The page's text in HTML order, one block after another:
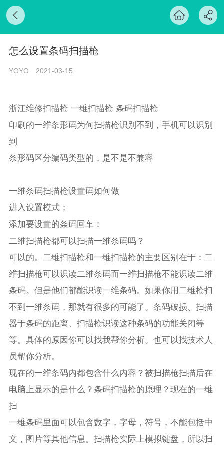
怎么设置条码扫描枪
YOYO 2021-03-15
浙江维修扫描枪 一维扫描枪 条码扫描枪
印刷的一维条形码为何扫描枪识别不到，手机可以识别
到
条形码区分编码类型的，是不是不兼容
一维条码扫描枪设置码如何做
进入设置模式；
添加要设置的条码回车：
二维扫描枪都可以扫描一维条码吗？
可以的。二维扫描枪和一维扫描枪的主要区别在于：二
维扫描枪可以识读二维条码而一维扫描枪不能识读二维
条码。但是他们都能识读一维条码。如果你用二维枪扫
不到一维条码，那就有很多的可能了。条码破损、扫描
器于条码的距离、扫描枪识读这种条码的功能关闭等
等。具体的原因你可以找我帮你分析。也可以找技术人
员帮你分析。
现在的一维条码内都包含什么内容？被扫描枪扫描后在
电脑上显示的是什么？条码扫描枪的原理？现在的一维
扫
一维条码里面可以包含数字，字母，符号，不能包括中
文，图片等其他信息。扫描枪实际上模拟键盘，所以扫